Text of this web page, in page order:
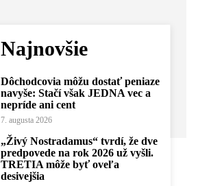
Najnovšie
Dôchodcovia môžu dostať peniaze
navyše: Stačí však JEDNA vec a
nepríde ani cent
7. augusta 2026
„Živý Nostradamus“ tvrdí, že dve
predpovede na rok 2026 už vyšli.
TRETIA môže byť oveľa
desivejšia